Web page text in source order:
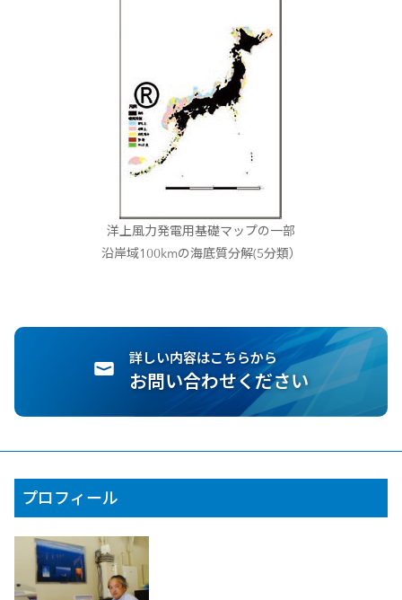
洋上風力発電用基礎マップの一部
沿岸域100kmの海底質分解(5分類）
詳しい内容はこちらから
お問い合わせください
プロフィール